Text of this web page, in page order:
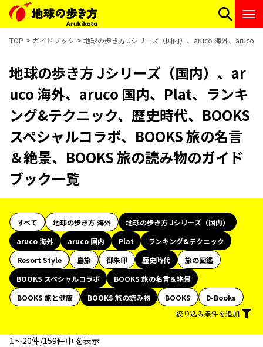
TOP ガイドブック 地球の歩き方 Jシリーズ（国内）、aruco 海外、aruco
地球の歩き方 Jシリーズ（国内）、ar
uco 海外、aruco 国内、Plat、ランキ
ング&テクニック、歴史時代、BOOKS
スペシャルコラボ、BOOKS 旅の名言
＆絶景、BOOKS 旅の読み物のガイド
ブック一覧
すべて 地球の歩き方 海外
地球の歩き方 Jシリーズ（国内）
aruco 海外
aruco 国内 Plat
ランキング&テクニック
Resort Style
島旅 御朱印 歴史時代
旅の図鑑
BOOKS スペシャルコラボ
BOOKS 旅の名言＆絶景
BOOKS 旅と健康
BOOKS 旅の読み物 BOOKS
D-Books
絞り込み条件を追加
1〜20件/159件中 を表示